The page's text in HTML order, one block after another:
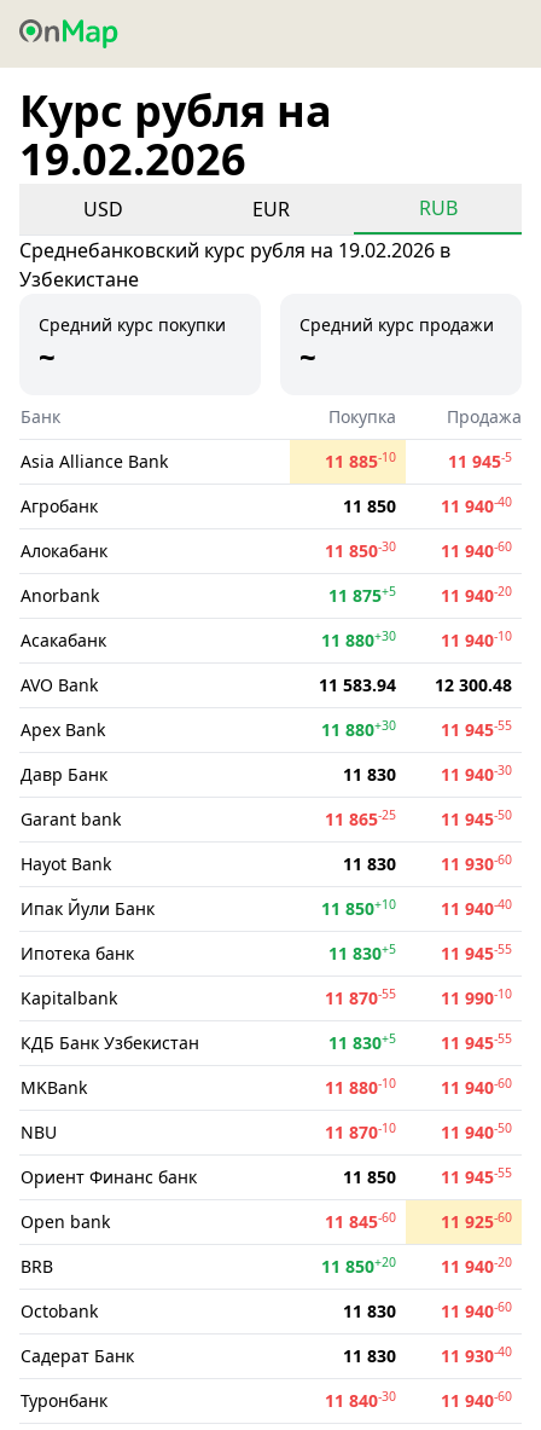
Курс рубля на
19.02.2026
USD EUR
RUB
Среднебанковский курс рубля на 19.02.2026 в
Узбекистане
Средний курс покупки
~
Средний курс продажи
~
Банк Покупка
Продажа
Asia Alliance Bank
11 885-10 11 945-5
Агробанк 11 850 11 940-40
Алокабанк 11 850-30 11 940-60
Anorbank 11 875+5 11 940-20
Асакабанк 11 880+30 11 940-10
AVO Bank 11 583.94
12 300.48
Apex Bank
11 880+30 11 945-55
Давр Банк 11 830 11 940-30
Garant bank 11 865-25 11 945-50
Hayot Bank 11 830 11 930-60
Ипак Йули Банк 11 850+10 11 940-40
Ипотека банк 11 830+5 11 945-55
Kapitalbank 11 870-55 11 990-10
КДБ Банк Узбекистан 11 830+5 11 945-55
MKBank 11 880-10 11 940-60
NBU 11 870-10 11 940-50
Ориент Финанс банк 11 850 11 945-55
Open bank 11 845-60 11 925-60
BRB 11 850+20 11 940-20
Octobank 11 830 11 940-60
Садерат Банк 11 830 11 930-40
Туронбанк 11 840-30 11 940-60